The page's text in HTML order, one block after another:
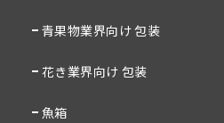
青果物業界向け 包装
花き業界向け 包装
魚箱